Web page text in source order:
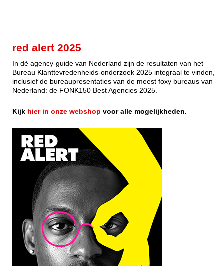
red alert 2025
In dè agency-guide van Nederland zijn de resultaten van het
Bureau Klanttevredenheids-onderzoek 2025 integraal te vinden,
inclusief de bureaupresentaties van de meest foxy bureaus van
Nederland: de FONK150 Best Agencies 2025.
Kijk hier in onze webshop voor alle mogelijkheden.